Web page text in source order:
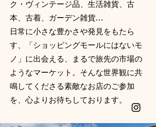
ク・ヴィンテージ品、生活雑貨、古
本、古着、ガーデン雑貨…
日常に小さな豊かさや発見をもたら
す、「ショッピングモールにはないモ
ノ」に出会える、まるで旅先の市場の
ようなマーケット。そんな世界観に共
鳴してくださる素敵なお店のご参加
を、心よりお待ちしております。